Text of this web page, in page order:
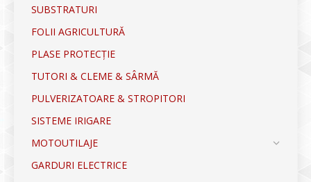
SUBSTRATURI
FOLII AGRICULTURĂ
PLASE PROTECȚIE
TUTORI & CLEME & SÂRMĂ
PULVERIZATOARE & STROPITORI
SISTEME IRIGARE
MOTOUTILAJE
GARDURI ELECTRICE